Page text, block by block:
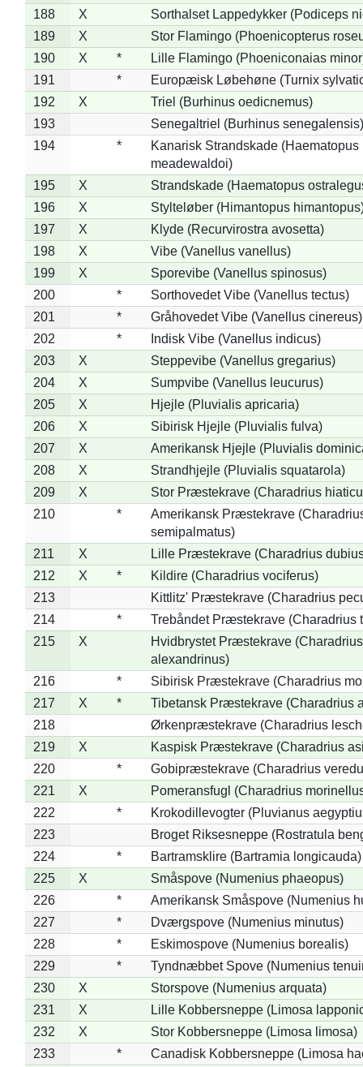
188
X
Sorthalset Lappedykker (Podiceps
189
X
Stor Flamingo (Phoenicopterus
190
X *
Lille Flamingo (Phoeniconaias
191
*
Europæisk Løbehøne (Turnix
192
X
Triel (Burhinus oedicnemus)
193
Senegaltriel (Burhinus senegalensis)
194
*
Kanarisk Strandskade (Haematopus
meadewaldoi)
195
X
Strandskade (Haematopus
196
X
Stylteløber (Himantopus
197
X
Klyde (Recurvirostra avosetta)
198
X
Vibe (Vanellus vanellus)
199
X
Sporevibe (Vanellus spinosus)
200
*
Sorthovedet Vibe (Vanellus tectus)
201
*
Gråhovedet Vibe (Vanellus cinereus)
202
*
Indisk Vibe (Vanellus indicus)
203
X
Steppevibe (Vanellus gregarius)
204
X
Sumpvibe (Vanellus leucurus)
205
X
Hjejle (Pluvialis apricaria)
206
X
Sibirisk Hjejle (Pluvialis fulva)
207
X
Amerikansk Hjejle (Pluvialis
208
X
Strandhjejle (Pluvialis squatarola)
209
X
Stor Præstekrave (Charadrius
210
*
Amerikansk Præstekrave
semipalmatus)
211
X
Lille Præstekrave (Charadrius
212
X *
Kildire (Charadrius vociferus)
213
Kittlitz' Præstekrave (Charadrius
214
*
Trebåndet Præstekrave (Charadrius
215
X
Hvidbrystet Præstekrave (Charadrius
alexandrinus)
216
*
Sibirisk Præstekrave (Charadrius
217
X *
Tibetansk Præstekrave (Charadrius
218
Ørkenpræstekrave (Charadrius
219
X
Kaspisk Præstekrave (Charadrius
220
*
Gobipræstekrave (Charadrius
221
X
Pomeransfugl (Charadrius
222
*
Krokodillevogter (Pluvianus
223
Broget Riksesneppe (Rostratula
224
*
Bartramsklire (Bartramia longicauda)
225
X
Småspove (Numenius phaeopus)
226
*
Amerikansk Småspove (Numenius
227
*
Dværgspove (Numenius minutus)
228
*
Eskimospove (Numenius borealis)
229
*
Tyndnæbbet Spove (Numenius
230
X
Storspove (Numenius arquata)
231
X
Lille Kobbersneppe (Limosa
232
X
Stor Kobbersneppe (Limosa limosa)
233
* Canadisk Kobbersneppe (Limosa